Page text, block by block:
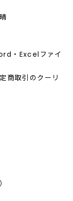
・Excelファイ
商取引のクーリ